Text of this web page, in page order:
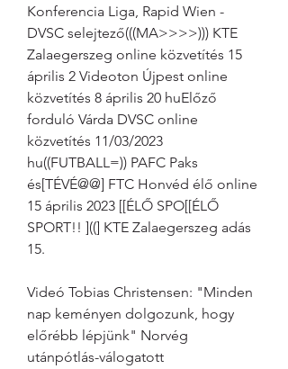
Konferencia Liga, Rapid Wien -
DVSC selejtező(((MA>>>>))) KTE
Zalaegerszeg online közvetítés 15
április 2 Videoton Újpest online
közvetítés 8 április 20 huElőző
forduló Várda DVSC online
közvetítés 11/03/2023
hu((FUTBALL=)) PAFC Paks
és[TÉVÉ@@] FTC Honvéd élő online
15 április 2023 [[ÉLŐ SPO[[ÉLŐ
SPORT!! ]((] KTE Zalaegerszeg adás
15.
Videó Tobias Christensen: "Minden
nap keményen dolgozunk, hogy
előrébb lépjünk" Norvég
utánpótlás-válogatott